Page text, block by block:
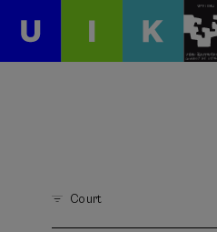
Court